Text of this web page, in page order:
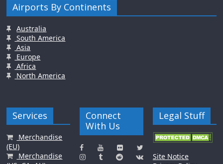
Airports By Continents
Australia
South America
Asia
Europe
Africa
North America
Services
Merchandise
(EU)
Merchandise
Connect
With Us
Legal Stuff
Site Notice